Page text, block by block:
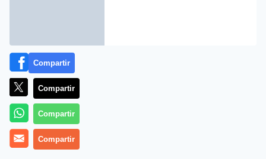
Compartir
Compartir
Compartir
Compartir